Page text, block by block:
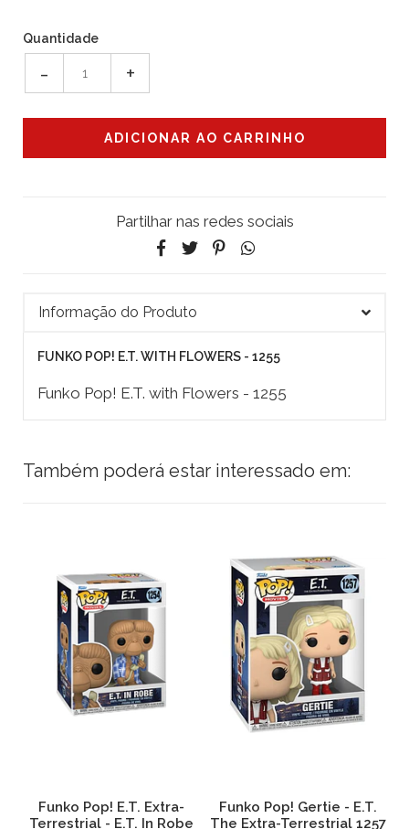
Quantidade
- +
Partilhar nas redes sociais
Informação do Produto
FUNKO POP! E.T. WITH FLOWERS - 1255
Funko Pop! E.T. with Flowers - 1255
Também poderá estar interessado em:
Funko Pop! E.T. Extra-
Terrestrial - E.T. In Robe
Funko Pop! Gertie - E.T.
The Extra-Terrestrial 1257